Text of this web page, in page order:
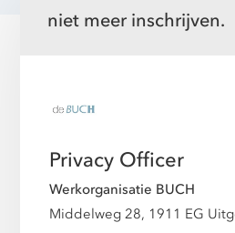
niet meer inschrijven.
Privacy Officer
Werkorganisatie BUCH
Middelweg 28, 1911 EG